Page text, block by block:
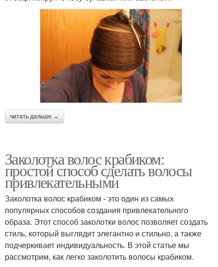
читать дальше →
Заколотка волос крабиком:
простой способ сделать волосы
привлекательными
Заколотка волос крабиком - это один из самых
популярных способов создания привлекательного
образа. Этот способ заколотки волос позволяет создать
стиль, который выглядит элегантно и стильно, а также
подчеркивает индивидуальность. В этой статье мы
рассмотрим, как легко заколотить волосы крабиком.